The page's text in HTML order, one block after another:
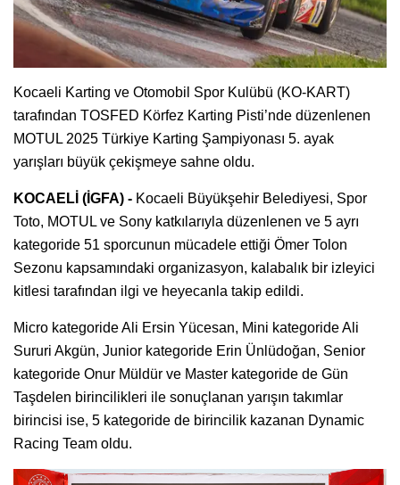
Kocaeli Karting ve Otomobil Spor Kulübü (KO-KART)
tarafından TOSFED Körfez Karting Pisti’nde düzenlenen
MOTUL 2025 Türkiye Karting Şampiyonası 5. ayak
yarışları büyük çekişmeye sahne oldu.
KOCAELİ (İGFA) - Kocaeli Büyükşehir Belediyesi, Spor
Toto, MOTUL ve Sony katkılarıyla düzenlenen ve 5 ayrı
kategoride 51 sporcunun mücadele ettiği Ömer Tolon
Sezonu kapsamındaki organizasyon, kalabalık bir izleyici
kitlesi tarafından ilgi ve heyecanla takip edildi.
Micro kategoride Ali Ersin Yücesan, Mini kategoride Ali
Sururi Akgün, Junior kategoride Erin Ünlüdoğan, Senior
kategoride Onur Müldür ve Master kategoride de Gün
Taşdelen birincilikleri ile sonuçlanan yarışın takımlar
birincisi ise, 5 kategoride de birincilik kazanan Dynamic
Racing Team oldu.